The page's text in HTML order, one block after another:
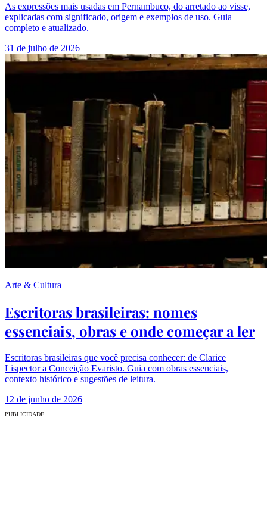
As expressões mais usadas em Pernambuco, do arretado ao visse,
explicadas com significado, origem e exemplos de uso. Guia
completo e atualizado.
31 de julho de 2026
Arte & Cultura
Escritoras brasileiras: nomes
essenciais, obras e onde começar a ler
Escritoras brasileiras que você precisa conhecer: de Clarice
Lispector a Conceição Evaristo. Guia com obras essenciais,
contexto histórico e sugestões de leitura.
12 de junho de 2026
PUBLICIDADE